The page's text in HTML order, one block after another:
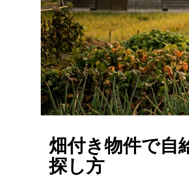
畑付き物件で自
探し方